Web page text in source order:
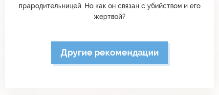
прародительницей. Но как он связан с убийством и его
жертвой?
Другие рекомендации